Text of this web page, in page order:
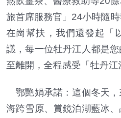
旅首席服務官」24小時隨
在崗幫扶，我們還發起「
議，每一位牡丹江人都是
至離開，全程感受「牡丹江
鄂艷娟承諾：這個冬天，
海跨雪原、賞鏡泊湖藍冰